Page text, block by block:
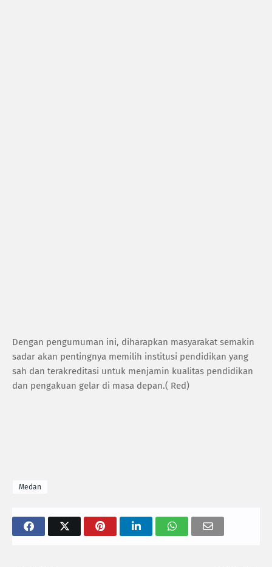
Dengan pengumuman ini, diharapkan masyarakat semakin
sadar akan pentingnya memilih institusi pendidikan yang
sah dan terakreditasi untuk menjamin kualitas pendidikan
dan pengakuan gelar di masa depan.( Red)
Medan